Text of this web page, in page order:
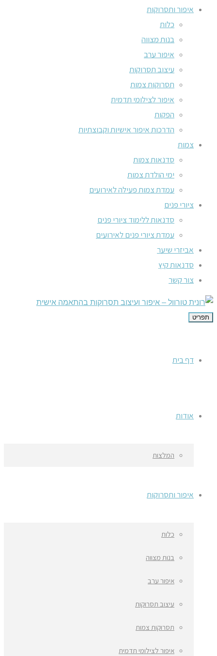
איפור ותסרוקות
כלות
בנות מצווה
איפור ערב
עיצוב תסרוקות
תסרוקות צמות
איפור לצילומי תדמית
הפקות
הדרכות איפור אישיות וקבוצתיות
צמות
סדנאות צמות
ימי הולדת צמות
עמדת צמות פעילה לאירועים
ציורי פנים
סדנאות ללימוד ציורי פנים
עמדת ציורי פנים לאירועים
אביזרי שיער
סדנאות קיץ
צור קשר
תפריט
דף בית
אודות
המלצות
איפור ותסרוקות
כלות
בנות מצווה
איפור ערב
עיצוב תסרוקות
תסרוקות צמות
איפור לצילומי תדמית